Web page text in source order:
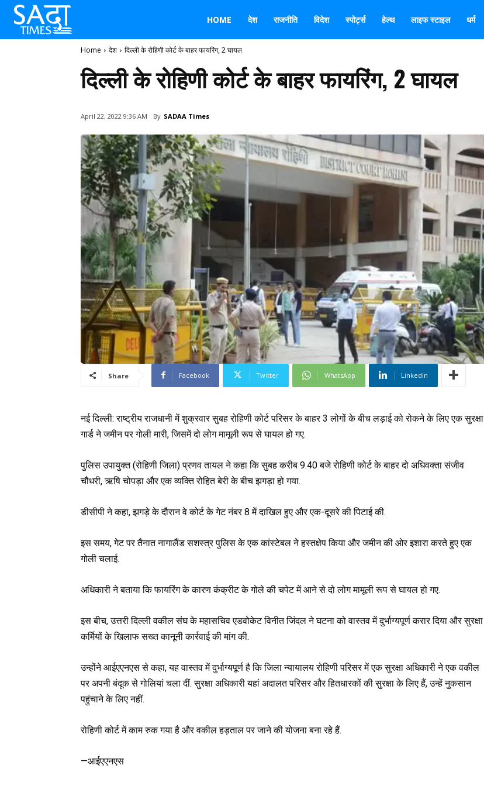
HOME देश राजनीति विदेश स्पोर्ट्स हेल्थ लाइफ स्टाइल धर्म
Home देश दिल्ली के रोहिणी कोर्ट के बाहर फायरिंग, 2 घायल
दिल्ली के रोहिणी कोर्ट के बाहर फायरिंग, 2 घायल
April 22, 2022 9:36 AM By SADAA Times
Share Facebook Twitter WhatsApp Linkedin
नई दिल्ली:राष्ट्रीय राजधानी में शुक्रवार सुबह रोहिणी कोर्ट परिसर के बाहर 3 लोगों के बीच लड़ाई को रोकने के लिए एक सुरक्षा
गार्ड ने जमीन पर गोली मारी, जिसमें दो लोग मामूली रूप से घायल हो गए.
पुलिस उपायुक्त (रोहिणी जिला) प्रणव तायल ने कहा कि सुबह करीब 9.40 बजे रोहिणी कोर्ट के बाहर दो अधिवक्ता संजीव
चौधरी, ऋषि चोपड़ा और एक व्यक्ति रोहित बेरी के बीच झगड़ा हो गया.
डीसीपी ने कहा, झगड़े के दौरान वे कोर्ट के गेट नंबर 8 में दाखिल हुए और एक-दूसरे की पिटाई की.
इस समय, गेट पर तैनात नागालैंड सशस्त्र पुलिस के एक कांस्टेबल ने हस्तक्षेप किया और जमीन की ओर इशारा करते हुए एक
गोली चलाई.
अधिकारी ने बताया कि फायरिंग के कारण कंक्रीट के गोले की चपेट में आने से दो लोग मामूली रूप से घायल हो गए.
इस बीच, उत्तरी दिल्ली वकील संघ के महासचिव एडवोकेट विनीत जिंदल ने घटना को वास्तव में दुर्भाग्यपूर्ण करार दिया और सुरक्षा
कर्मियों के खिलाफ सख्त कानूनी कार्रवाई की मांग की.
उन्होंने आईएएनएस से कहा, यह वास्तव में दुर्भाग्यपूर्ण है कि जिला न्यायालय रोहिणी परिसर में एक सुरक्षा अधिकारी ने एक वकील
पर अपनी बंदूक से गोलियां चला दीं. सुरक्षा अधिकारी यहां अदालत परिसर और हितधारकों की सुरक्षा के लिए हैं, उन्हें नुकसान
पहुंचाने के लिए नहीं.
रोहिणी कोर्ट में काम रुक गया है और वकील हड़ताल पर जाने की योजना बना रहे हैं.
—आईएएनएस